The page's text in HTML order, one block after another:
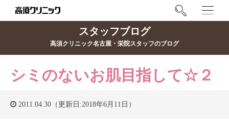
スタッフブログ
高須クリニック名古屋・栄院スタッフのブログ
シミのないお肌目指して☆２
2011.04.30（更新日:2018年6月11日）